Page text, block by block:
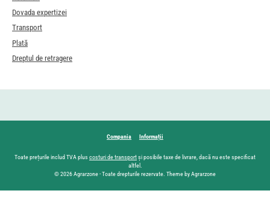
Dovada expertizei
Transport
Plată
Dreptul de retragere
Compania Informații
Toate prețurile includ TVA plus costuri de transportși posibile taxe de livrare, dacă nu este specificat
altfel.
© 2026 Agrarzone - Toate drepturile rezervate. Theme by Agrarzone